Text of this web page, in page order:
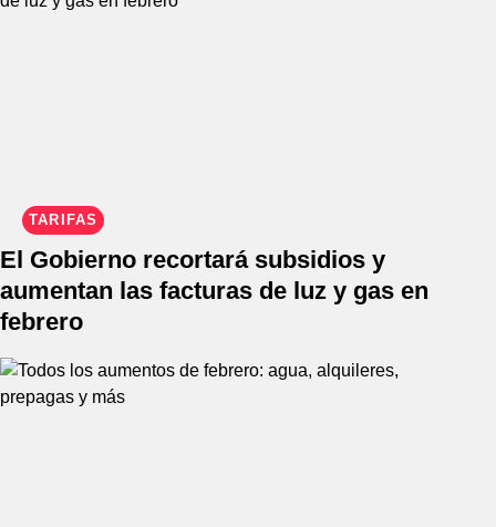
TARIFAS
El Gobierno recortará subsidios y
aumentan las facturas de luz y gas en
febrero